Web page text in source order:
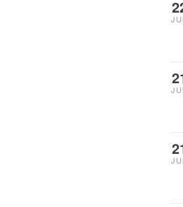
JUL
JUL
JUL